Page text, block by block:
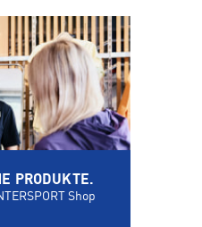
PRODUKTE.
Shop